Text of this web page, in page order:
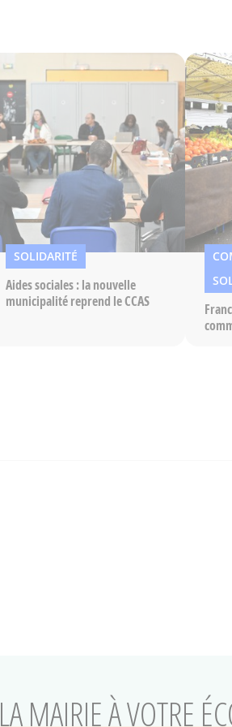
SOLIDARITÉ
Aides sociales : la nouvelle
municipalité reprend le CCAS
LA MAIRIE À VOTRE